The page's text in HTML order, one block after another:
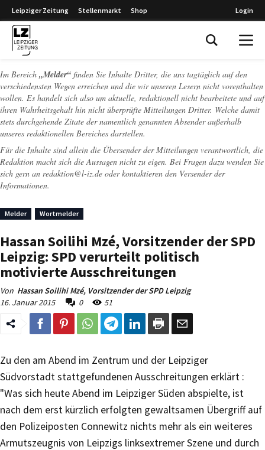
Leipziger Zeitung Stellenmarkt Shop Login
Im Bereich „Melder“ finden Sie Inhalte Dritter, die uns tagtäglich auf den
verschiedensten Wegen erreichen und die wir unseren Lesern nicht vorenthalten
wollen. Es handelt sich also um aktuelle, redaktionell nicht bearbeitete und auf
ihren Wahrheitsgehalt hin nicht überprüfte Mitteilungen Dritter. Welche damit
stets durchgehende Zitate der namentlich genannten Absender außerhalb
unseres redaktionellen Bereiches darstellen.
Für die Inhalte sind allein die Übersender der Mitteilungen verantwortlich, die
Redaktion macht sich die Aussagen nicht zu eigen. Bei Fragen dazu wenden Sie
sich gern an redaktion@l-iz.de oder kontaktieren den Versender der
Informationen.
Melder Wortmelder
Hassan Soilihi Mzé, Vorsitzender der SPD
Leipzig: SPD verurteilt politisch
motivierte Ausschreitungen
Von Hassan Soilihi Mzé, Vorsitzender der SPD Leipzig
16. Januar 2015
0 51
Zu den am Abend im Zentrum und der Leipziger
Südvorstadt stattgefundenen Ausschreitungen erklärt :
"Was sich heute Abend im Leipziger Süden abspielte, ist
nach dem erst kürzlich erfolgten gewaltsamen Übergriff auf
den Polizeiposten Connewitz nichts mehr als ein weiteres
Armutszeugnis von Leipzigs linksextremer Szene und durch